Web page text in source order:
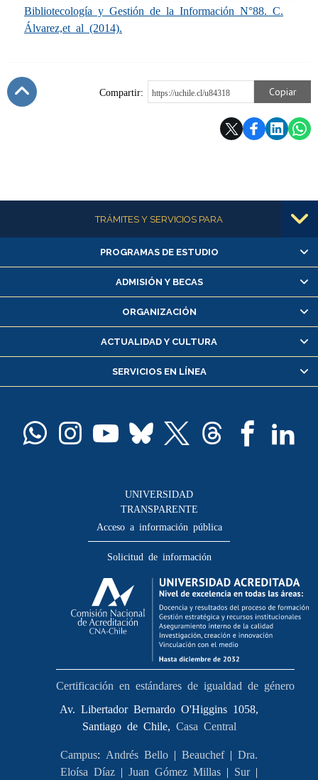
Bibliotecología y Gestión de la Información N°88. C.
Álvarez,et al (2014).
Compartir: https://uchile.cl/u84318 Copiar
Más información
TRÁMITES Y SERVICIOS PARA
Alumnas/os y exalumnas/os
Matrícula en línea
Consulta y certificado de notas
Pago de arancel y crédito alumnos
Pago de arancel y crédito exalumnos
Docentes
Perfeccionamiento
Editar Portafolio Académico
Evaluación docente
Calificación académica
Postulación al AUCAI
Funcionarias/os
Cursos internos de capacitación
Bienestar del personal
Portal de movilidad interna
Certificado de renta honorarios
Editar páginas blancas
Extranjeras/os
Revalidación y reconocimiento de títulos
PROGRAMAS DE ESTUDIO
ADMISIÓN Y BECAS
ORGANIZACIÓN
ACTUALIDAD Y CULTURA
SERVICIOS EN LÍNEA
UNIVERSIDAD
TRANSPARENTE
Acceso a información pública
Solicitud de información
Av. Libertador Bernardo O'Higgins 1058,
Santiago de Chile, Casa Central
Campus: Andrés Bello | Beauchef| Dra.
Eloísa Díaz | Juan Gómez Millas | Sur|
Certificación en estándares de igualdad de género